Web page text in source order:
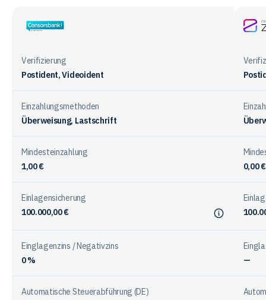
Vorteile
Nachteile
der
Verifizierung
Postident, Videoident
Einzahlungsmethoden
Überweisung, Lastschrift
Mindesteinzahlung
1,00 €
0,00 €
Einlagensicherung
100.000,00 €
Einglagenzins / Negativzins
0 %
—
Automatische Steuerabführung (DE)